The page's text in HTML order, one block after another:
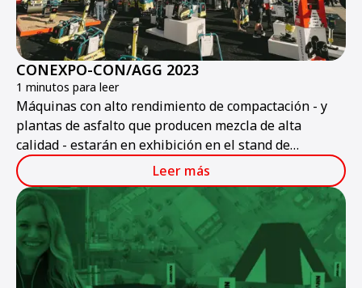
CONEXPO-CON/AGG 2023
1 minutos para leer
Máquinas con alto rendimiento de compactación - y
plantas de asfalto que producen mezcla de alta
calidad - estarán en exhibición en el stand de
Ammann en CONEXPO-CON/AGG 2023.
Leer más